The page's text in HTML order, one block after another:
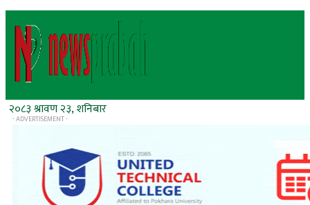
२०८३ श्रावण २३, शनिबार
- ADVERTISEMENT -